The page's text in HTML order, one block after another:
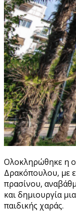
Ολοκληρώθηκε η
Δρακόπουλου, με
πρασίνου,
και δημιουργία
παιδικής χαράς.